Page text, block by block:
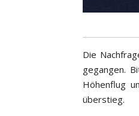
Die
gegangen.
Höhenflug
überstieg.